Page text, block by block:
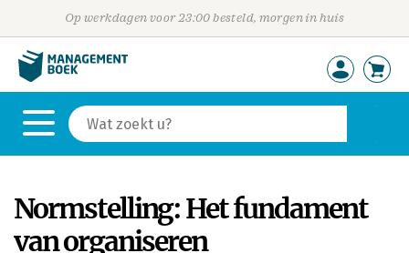
Op werkdagen voor 23:00 besteld, morgen in huis
Normstelling: Het fundament
van organiseren